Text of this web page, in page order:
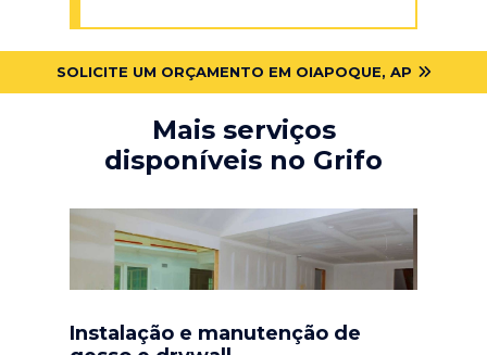
SOLICITE UM ORÇAMENTO EM OIAPOQUE, AP
Mais serviços
disponíveis no Grifo
Instalação e manutenção de